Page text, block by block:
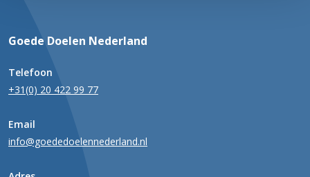
Goede Doelen Nederland
Telefoon
+31(0) 20 422 99 77
Email
info@goededoelennederland.nl